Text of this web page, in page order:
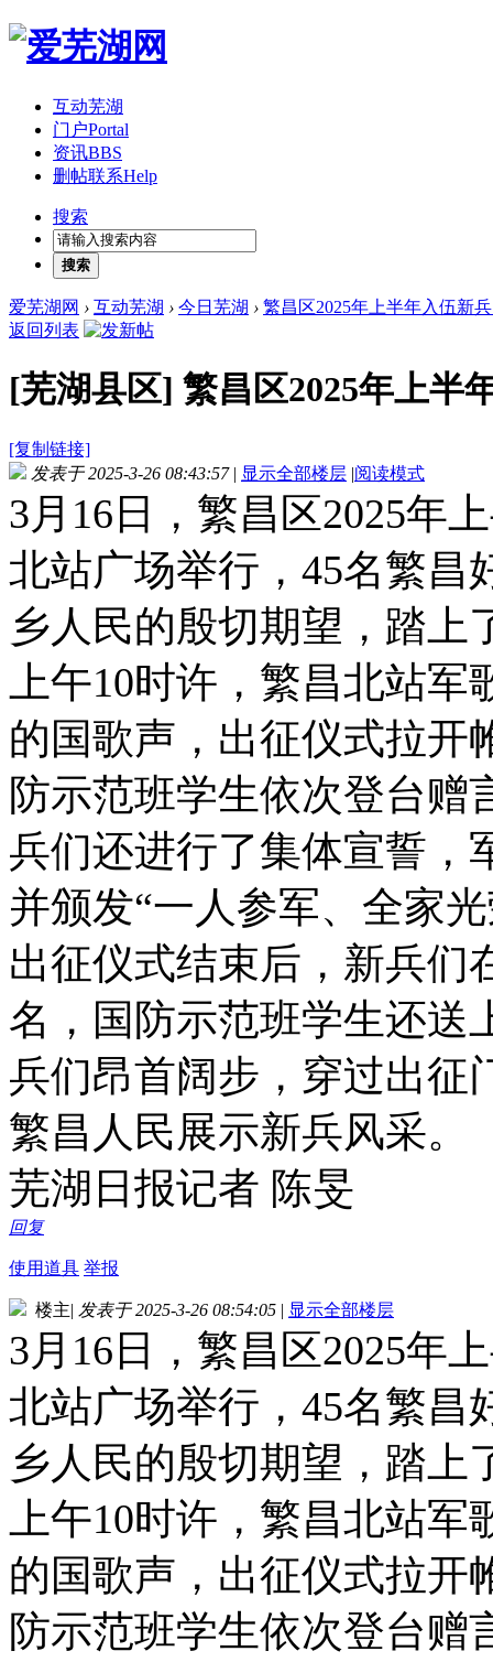
互动芜湖
门户Portal
资讯BBS
删帖联系Help
搜索
搜索
爱芜湖网 › 互动芜湖 › 今日芜湖 › 繁昌区2025年上半年入伍新
返回列表
[芜湖县区] 繁昌区2025年上半
[复制链接]
发表于 2025-3-26 08:43:57 | 显示全部楼层 |阅读模式
3月16日，繁昌区2025年
北站广场举行，45名繁昌
乡人民的殷切期望，踏上
上午10时许，繁昌北站
的国歌声，出征仪式拉开
防示范班学生依次登台赠
兵们还进行了集体宣誓，
并颁发“一人参军、全家
出征仪式结束后，新兵们
名，国防示范班学生还送
兵们昂首阔步，穿过出征
繁昌人民展示新兵风采。
芜湖日报记者 陈旻
回复
使用道具 举报
楼主| 发表于 2025-3-26 08:54:05 | 显示全部楼层
3月16日，繁昌区2025年
北站广场举行，45名繁昌
乡人民的殷切期望，踏上
上午10时许，繁昌北站
的国歌声，出征仪式拉开
防示范班学生依次登台赠